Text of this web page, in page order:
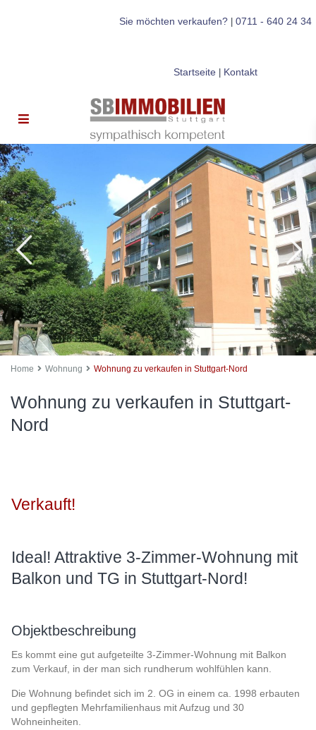
Sie möchten verkaufen?| 0711 - 640 24 34
Startseite| Kontakt
Home Wohnung Wohnung zu verkaufen in Stuttgart-Nord
Wohnung zu verkaufen in Stuttgart-
Nord
Verkauft!
Ideal! Attraktive 3-Zimmer-Wohnung mit
Balkon und TG in Stuttgart-Nord!
Objektbeschreibung
Es kommt eine gut aufgeteilte 3-Zimmer-Wohnung mit Balkon
zum Verkauf, in der man sich rundherum wohlfühlen kann.
Die Wohnung befindet sich im 2. OG in einem ca. 1998 erbauten
und gepflegten Mehrfamilienhaus mit Aufzug und 30
Wohneinheiten.